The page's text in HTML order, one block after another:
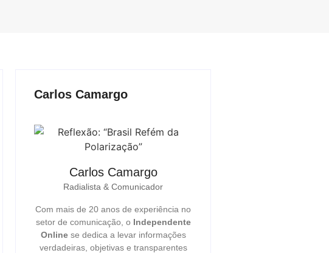
Carlos Camargo
Carlos Camargo
Radialista & Comunicador
Com mais de 20 anos de experiência no
setor de comunicação, o Independente
Onlinese dedica a levar informações
verdadeiras, objetivas e transparentes